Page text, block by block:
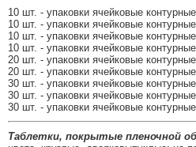
10 шт. - упаковки ячейковые
10 шт. - упаковки ячейковые
10 шт. - упаковки ячейковые
10 шт. - упаковки ячейковые
20 шт. - упаковки ячейковые
20 шт. - упаковки ячейковые
30 шт. - упаковки ячейковые
30 шт. - упаковки ячейковые
30 шт. - упаковки ячейковые
Таблетки, покрытые пленочной